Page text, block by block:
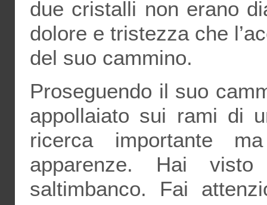
due cristalli non erano
dolore e tristezza che
del suo cammino.
Proseguendo il suo
appollaiato sui rami di
ricerca importante
apparenze. Hai
saltimbanco. Fai